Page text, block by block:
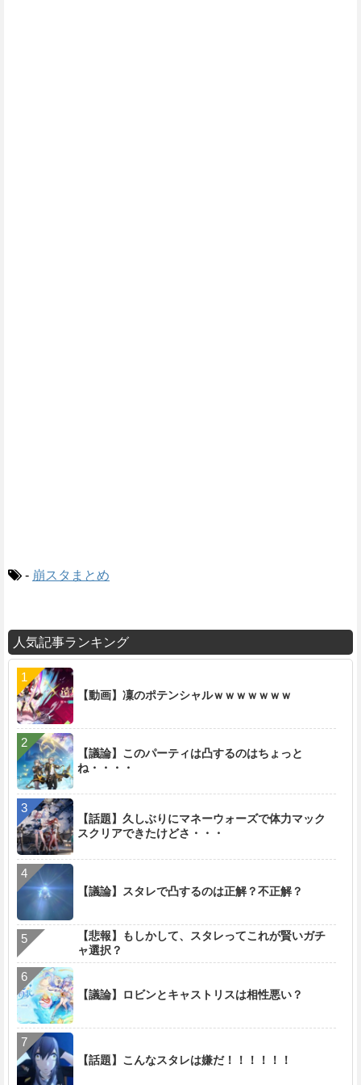
- 崩スタまとめ
人気記事ランキング
【動画】凜のポテンシャルｗｗｗｗｗｗｗ
【議論】このパーティは凸するのはちょっと
ね・・・・
【話題】久しぶりにマネーウォーズで体力マック
スクリアできたけどさ・・・
【議論】スタレで凸するのは正解？不正解？
【悲報】もしかして、スタレってこれが賢いガチ
ャ選択？
【議論】ロビンとキャストリスは相性悪い？
【話題】こんなスタレは嫌だ！！！！！！